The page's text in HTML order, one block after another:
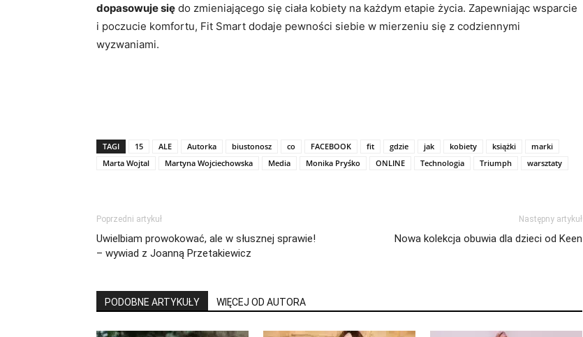
dopasowuje się do zmieniającego się ciała kobiety na każdym etapie życia. Zapewniając wsparcie
i poczucie komfortu, Fit Smart dodaje pewności siebie w mierzeniu się z codziennymi
wyzwaniami.
TAGI 15 ALE Autorka biustonosz co FACEBOOK fit gdzie jak kobiety książki
marki
Marta Wojtal
Martyna Wojciechowska Media Monika Pryśko ONLINE Technologia Triumph warsztaty
Poprzedni artykuł
Uwielbiam prowokować, ale w słusznej sprawie!
– wywiad z Joanną Przetakiewicz
Następny artykuł
Nowa kolekcja obuwia dla dzieci od Keen
PODOBNE ARTYKUŁY WIĘCEJ OD AUTORA